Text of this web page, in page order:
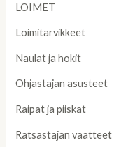
LOIMET
Loimitarvikkeet
Naulat ja hokit
Ohjastajan asusteet
Raipat ja piiskat
Ratsastajan vaatteet